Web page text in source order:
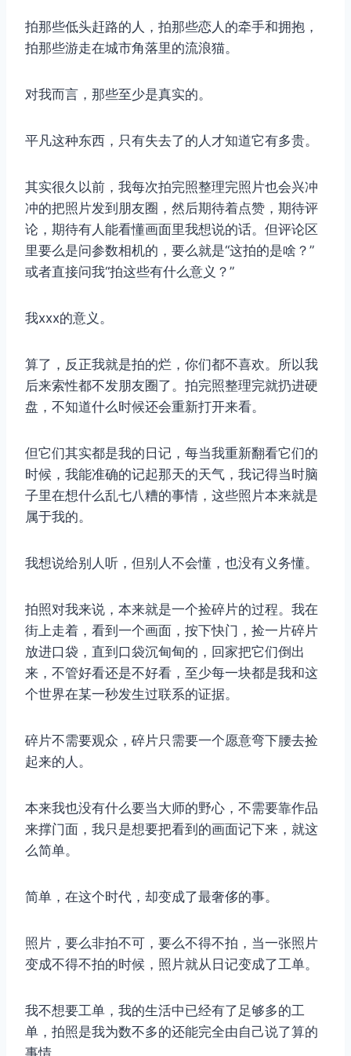
拍那些低头赶路的人，拍那些恋人的牵手和拥抱，
拍那些游走在城市角落里的流浪猫。
对我而言，那些至少是真实的。
平凡这种东西，只有失去了的人才知道它有多贵。
其实很久以前，我每次拍完照整理完照片也会兴冲
冲的把照片发到朋友圈，然后期待着点赞，期待评
论，期待有人能看懂画面里我想说的话。但评论区
里要么是问参数相机的，要么就是“这拍的是啥？”
或者直接问我“拍这些有什么意义？”
我xxx的意义。
算了，反正我就是拍的烂，你们都不喜欢。所以我
后来索性都不发朋友圈了。拍完照整理完就扔进硬
盘，不知道什么时候还会重新打开来看。
但它们其实都是我的日记，每当我重新翻看它们的
时候，我能准确的记起那天的天气，我记得当时脑
子里在想什么乱七八糟的事情，这些照片本来就是
属于我的。
我想说给别人听，但别人不会懂，也没有义务懂。
拍照对我来说，本来就是一个捡碎片的过程。我在
街上走着，看到一个画面，按下快门，捡一片碎片
放进口袋，直到口袋沉甸甸的，回家把它们倒出
来，不管好看还是不好看，至少每一块都是我和这
个世界在某一秒发生过联系的证据。
碎片不需要观众，碎片只需要一个愿意弯下腰去捡
起来的人。
本来我也没有什么要当大师的野心，不需要靠作品
来撑门面，我只是想要把看到的画面记下来，就这
么简单。
简单，在这个时代，却变成了最奢侈的事。
照片，要么非拍不可，要么不得不拍，当一张照片
变成不得不拍的时候，照片就从日记变成了工单。
我不想要工单，我的生活中已经有了足够多的工
单，拍照是我为数不多的还能完全由自己说了算的